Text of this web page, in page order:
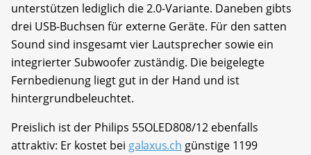
unterstützen lediglich die 2.0-Variante. Daneben gibts
drei USB-Buchsen für externe Geräte. Für den satten
Sound sind insgesamt vier Lautsprecher sowie ein
integrierter Subwoofer zuständig. Die beigelegte
Fernbedienung liegt gut in der Hand und ist
hintergrundbeleuchtet.
Preislich ist der Philips 55OLED808/12 ebenfalls
attraktiv: Er kostet bei galaxus.ch günstige 1199